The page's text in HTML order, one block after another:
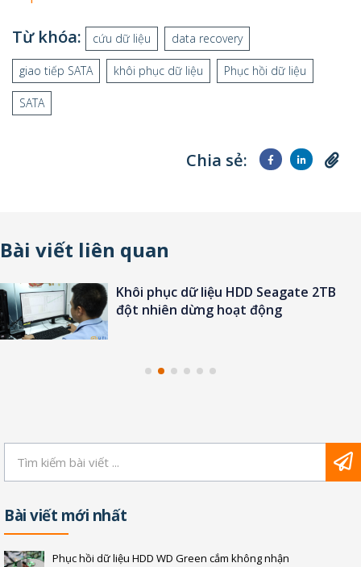
Từ khóa: cứu dữ liệu data recovery
giao tiếp SATA khôi phục dữ liệu Phục hồi dữ liệu
SATA
Chia sẻ:
Bài viết liên quan
Khôi phục dữ liệu HDD Seagate 2TB
đột nhiên dừng hoạt động
Bài viết mới nhất
Phục hồi dữ liệu HDD WD Green cắm không nhận